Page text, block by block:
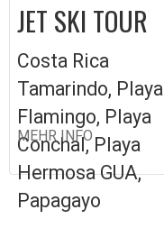
JET SKI TOUR
Costa Rica
Tamarindo, Playa
Flamingo, Playa
Conchal, Playa
Hermosa GUA,
Papagayo
MEHR INFO